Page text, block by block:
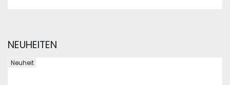
NEUHEITEN
Neuheit